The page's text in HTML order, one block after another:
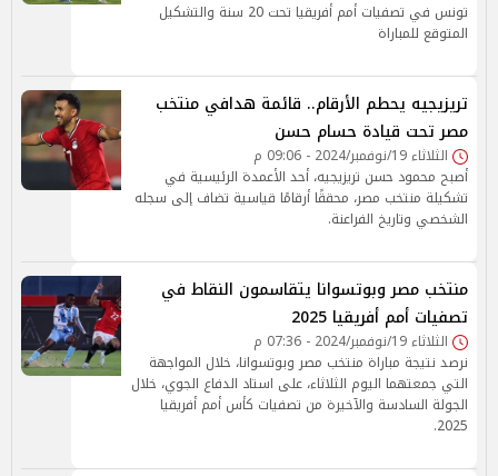
تونس في تصفيات أمم أفريقيا تحت 20 سنة والتشكيل
المتوقع للمباراة
تريزيجيه يحطم الأرقام.. قائمة هدافي منتخب
مصر تحت قيادة حسام حسن
الثلاثاء 19/نوفمبر/2024 - 09:06 م
أصبح محمود حسن تريزيجيه، أحد الأعمدة الرئيسية في
تشكيلة منتخب مصر، محققًا أرقامًا قياسية تضاف إلى سجله
الشخصي وتاريخ الفراعنة.
منتخب مصر وبوتسوانا يتقاسمون النقاط في
تصفيات أمم أفريقيا 2025
الثلاثاء 19/نوفمبر/2024 - 07:36 م
نرصد نتيجة مباراة منتخب مصر وبوتسوانا، خلال المواجهة
التي جمعتهما اليوم الثلاثاء، على استاد الدفاع الجوي، خلال
الجولة السادسة والآخيرة من تصفيات كأس أمم أفريقيا
2025.